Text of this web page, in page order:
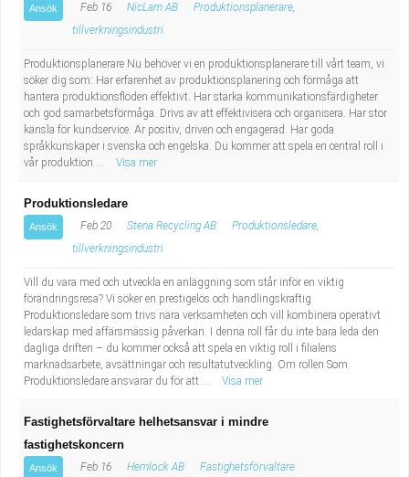
Ansök Feb 16 NicLam AB
Produktionsplanerare,
tillverkningsindustri
Produktionsplanerare Nu behöver vi en produktionsplanerare till vårt team, vi
söker dig som: Har erfarenhet av produktionsplanering och förmåga att
hantera produktionsflöden effektivt. Har starka kommunikationsfärdigheter
och god samarbetsförmåga. Drivs av att effektivisera och organisera. Har stor
känsla för kundservice. Är positiv, driven och engagerad. Har goda
språkkunskaper i svenska och engelska. Du kommer att spela en central roll i
vår produktion ...
Visa mer
Produktionsledare
Ansök Feb 20 Stena Recycling AB
Produktionsledare,
tillverkningsindustri
Vill du vara med och utveckla en anläggning som står inför en viktig
förändringsresa? Vi söker en prestigelös och handlingskraftig
Produktionsledare som trivs nära verksamheten och vill kombinera operativt
ledarskap med affärsmässig påverkan. I denna roll får du inte bara leda den
dagliga driften – du kommer också att spela en viktig roll i filialens
marknadsarbete, avsättningar och resultatutveckling. Om rollen Som
Produktionsledare ansvarar du för att ...
Visa mer
Fastighetsförvaltare helhetsansvar i mindre
fastighetskoncern
Ansök Feb 16 Hemlock AB Fastighetsförvaltare